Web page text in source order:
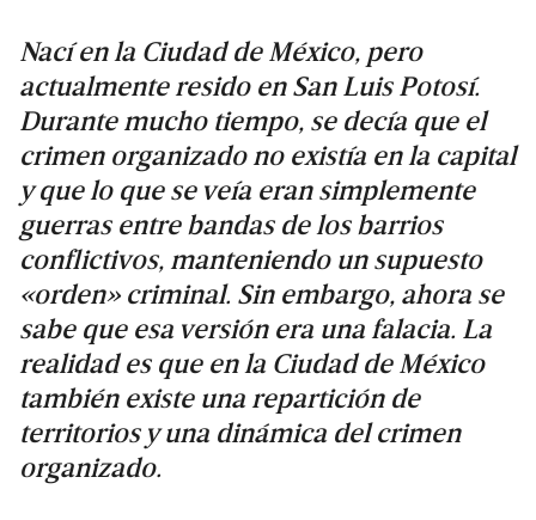
Nací en la Ciudad de México, pero
actualmente resido en San Luis Potosí.
Durante mucho tiempo, se decía que el
crimen organizado no existía en la capital
y que lo que se veía eran simplemente
guerras entre bandas de los barrios
conflictivos, manteniendo un supuesto
«orden» criminal. Sin embargo, ahora se
sabe que esa versión era una falacia. La
realidad es que en la Ciudad de México
también existe una repartición de
territorios y una dinámica del crimen
organizado.